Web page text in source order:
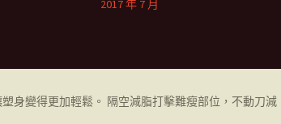
2017 年 7 月
身變得更加輕鬆。 隔空減脂打擊難瘦部位，不動刀減